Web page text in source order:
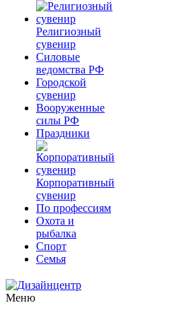
Религиозный
сувенир
Силовые
ведомства РФ
Городской
сувенир
Вооруженные
силы РФ
Праздники
Корпоративный
сувенир
По профессиям
Охота и
рыбалка
Спорт
Семья
Меню